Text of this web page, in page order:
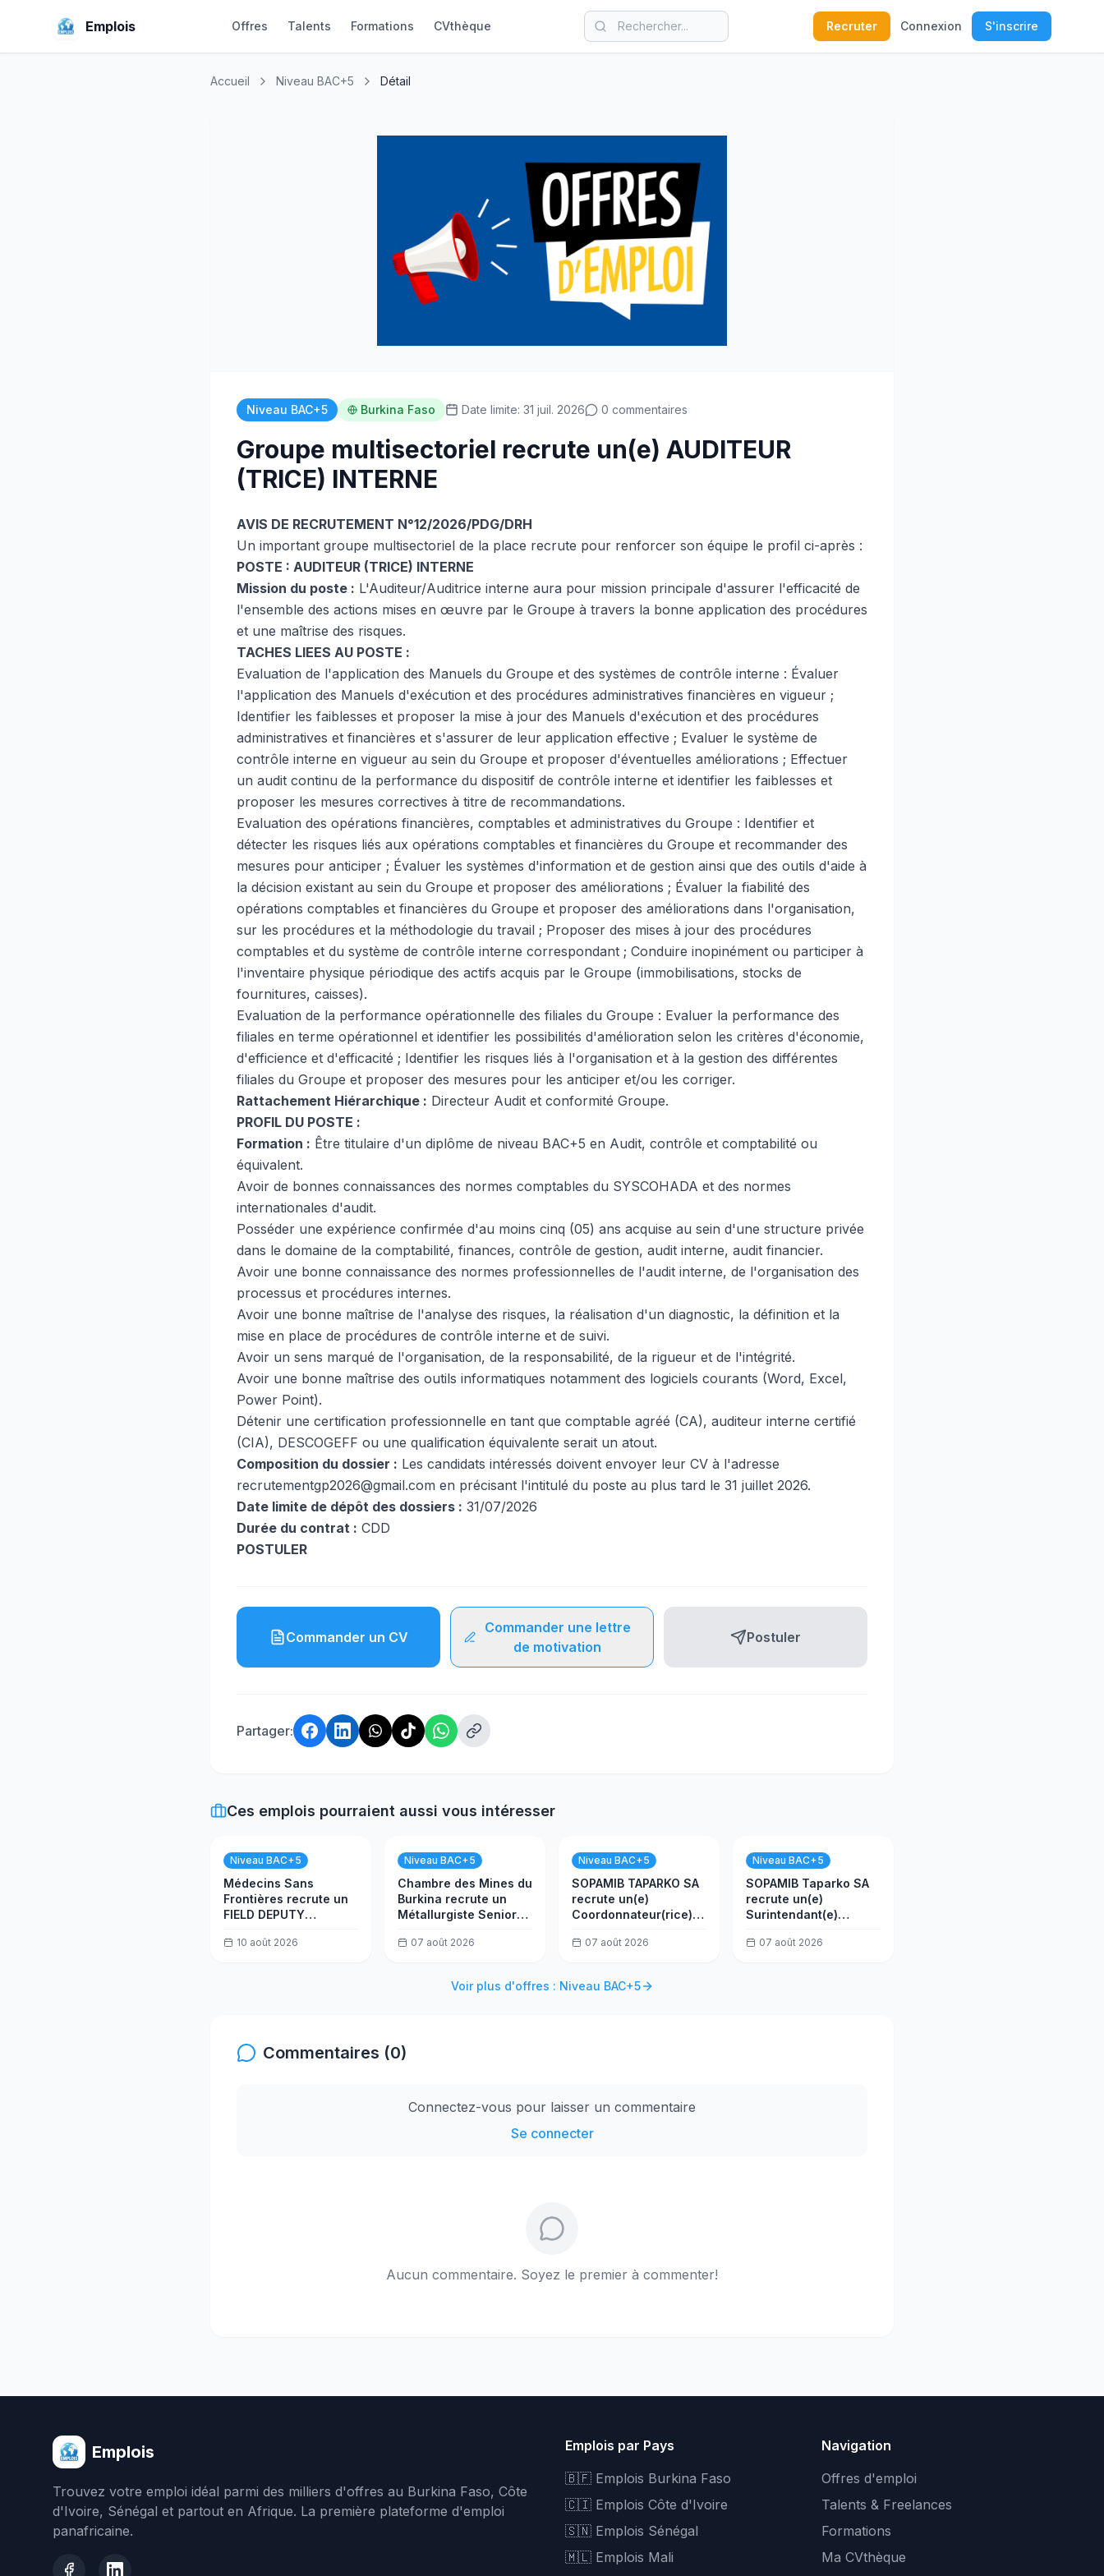
Emplois Offres Talents Formations CVthèque Recruter Connexion S'inscrire
Accueil Niveau BAC+5 Détail
Niveau BAC+5 Burkina Faso Date limite: 31 juil. 2026 0 commentaires
Groupe multisectoriel recrute un(e) AUDITEUR
(TRICE) INTERNE
AVIS DE RECRUTEMENT N°12/2026/PDG/DRH
Un important groupe multisectoriel de la place recrute pour renforcer son équipe le profil ci-après :
POSTE : AUDITEUR (TRICE) INTERNE
Mission du poste : L'Auditeur/Auditrice interne aura pour mission principale d'assurer l'efficacité de
l'ensemble des actions mises en œuvre par le Groupe à travers la bonne application des procédures
et une maîtrise des risques.
TACHES LIEES AU POSTE :
Evaluation de l'application des Manuels du Groupe et des systèmes de contrôle interne : Évaluer
l'application des Manuels d'exécution et des procédures administratives financières en vigueur ;
Identifier les faiblesses et proposer la mise à jour des Manuels d'exécution et des procédures
administratives et financières et s'assurer de leur application effective ; Evaluer le système de
contrôle interne en vigueur au sein du Groupe et proposer d'éventuelles améliorations ; Effectuer
un audit continu de la performance du dispositif de contrôle interne et identifier les faiblesses et
proposer les mesures correctives à titre de recommandations.
Evaluation des opérations financières, comptables et administratives du Groupe : Identifier et
détecter les risques liés aux opérations comptables et financières du Groupe et recommander des
mesures pour anticiper ; Évaluer les systèmes d'information et de gestion ainsi que des outils d'aide à
la décision existant au sein du Groupe et proposer des améliorations ; Évaluer la fiabilité des
opérations comptables et financières du Groupe et proposer des améliorations dans l'organisation,
sur les procédures et la méthodologie du travail ; Proposer des mises à jour des procédures
comptables et du système de contrôle interne correspondant ; Conduire inopinément ou participer à
l'inventaire physique périodique des actifs acquis par le Groupe (immobilisations, stocks de
fournitures, caisses).
Evaluation de la performance opérationnelle des filiales du Groupe : Evaluer la performance des
filiales en terme opérationnel et identifier les possibilités d'amélioration selon les critères d'économie,
d'efficience et d'efficacité ; Identifier les risques liés à l'organisation et à la gestion des différentes
filiales du Groupe et proposer des mesures pour les anticiper et/ou les corriger.
Rattachement Hiérarchique : Directeur Audit et conformité Groupe.
PROFIL DU POSTE :
Formation : Être titulaire d'un diplôme de niveau BAC+5 en Audit, contrôle et comptabilité ou
équivalent.
Avoir de bonnes connaissances des normes comptables du SYSCOHADA et des normes
internationales d'audit.
Posséder une expérience confirmée d'au moins cinq (05) ans acquise au sein d'une structure privée
dans le domaine de la comptabilité, finances, contrôle de gestion, audit interne, audit financier.
Avoir une bonne connaissance des normes professionnelles de l'audit interne, de l'organisation des
processus et procédures internes.
Avoir une bonne maîtrise de l'analyse des risques, la réalisation d'un diagnostic, la définition et la
mise en place de procédures de contrôle interne et de suivi.
Avoir un sens marqué de l'organisation, de la responsabilité, de la rigueur et de l'intégrité.
Avoir une bonne maîtrise des outils informatiques notamment des logiciels courants (Word, Excel,
Power Point).
Détenir une certification professionnelle en tant que comptable agréé (CA), auditeur interne certifié
(CIA), DESCOGEFF ou une qualification équivalente serait un atout.
Composition du dossier : Les candidats intéressés doivent envoyer leur CV à l'adresse
recrutementgp2026@gmail.com en précisant l'intitulé du poste au plus tard le 31 juillet 2026.
Date limite de dépôt des dossiers : 31/07/2026
Durée du contrat : CDD
POSTULER
Commander un CV
Commander une lettre
de motivation
Postuler
Partager:
Ces emplois pourraient aussi vous intéresser
Niveau BAC+5
Médecins Sans
Frontières recrute un
FIELD DEPUTY
COORDINATOR
10 août 2026
Niveau BAC+5
Chambre des Mines du
Burkina recrute un
Métallurgiste Senior
07 août 2026
Niveau BAC+5
SOPAMIB TAPARKO SA
recrute un(e)
Coordonnateur(rice)
07 août 2026
Niveau BAC+5
SOPAMIB Taparko SA
recrute un(e)
Surintendant(e)
opération
07 août 2026
Voir plus d'offres : Niveau BAC+5
Commentaires (0)
Connectez-vous pour laisser un commentaire
Se connecter
Aucun commentaire. Soyez le premier à commenter!
Emplois
Trouvez votre emploi idéal parmi des milliers d'offres au Burkina Faso, Côte
d'Ivoire, Sénégal et partout en Afrique. La première plateforme d'emploi
panafricaine.
Emplois par Pays
🇧🇫 Emplois Burkina Faso
🇨🇮 Emplois Côte d'Ivoire
🇸🇳 Emplois Sénégal
🇲🇱 Emplois Mali
Navigation
Offres d'emploi
Talents & Freelances
Formations
Ma CVthèque